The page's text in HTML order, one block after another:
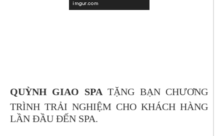
QUỲNH GIAO SPA TẶNG BẠN CHƯƠNG
TRÌNH TRẢI NGHIỆM CHO KHÁCH HÀNG
LẦN ĐẦU ĐẾN SPA.